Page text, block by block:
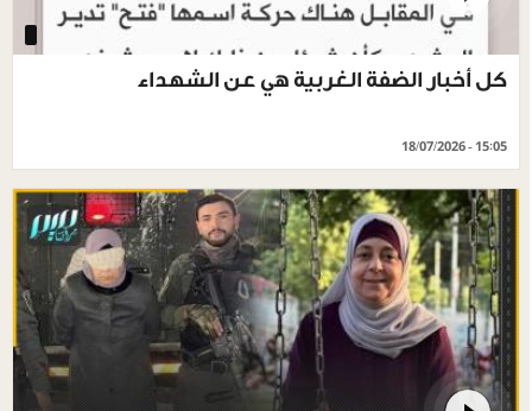
كل أخبار الضفة الغربية هي عن الشهداء
18/07/2026 - 15:05